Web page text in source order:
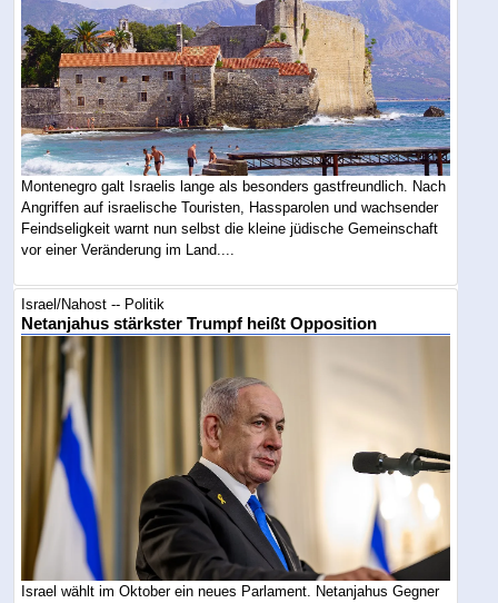
Montenegro galt Israelis lange als besonders gastfreundlich. Nach
Angriffen auf israelische Touristen, Hassparolen und wachsender
Feindseligkeit warnt nun selbst die kleine jüdische Gemeinschaft
vor einer Veränderung im Land....
Israel/Nahost -- Politik
Netanjahus stärkster Trumpf heißt Opposition
Israel wählt im Oktober ein neues Parlament. Netanjahus Gegner